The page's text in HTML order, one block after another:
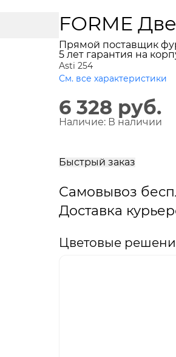
FORME
Прямой поставщик
5 лет гарантия на
Asti 254
См. все характеристики
6 328 руб.
Наличие: В наличии
Быстрый заказ
Самовывоз
Доставка
Цветовые